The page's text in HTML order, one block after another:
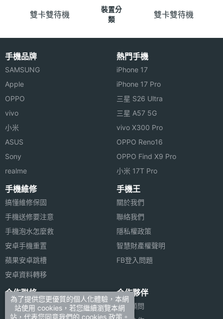
雙卡雙待機
裝置分
類
雙卡雙待機
手機品牌
SAMSUNG
Apple
OPPO
vivo
小米
ASUS
Sony
realme
熱門手機
iPhone 17
iPhone 17 Pro
三星 S26 Ultra
三星 A57 5G
vivo X300 Pro
OPPO Reno16
OPPO Find X9 Pro
小米 17T Pro
手機維修
搞懂維修保固
手機送修要注意
手機泡水怎麼救
安卓手機重置
蘋果安卓跳槽
安卓資料轉移
手機王
關於我們
聯絡我們
隱私權政策
智慧財產權聲明
FB登入問題
合作聯絡
廣告刊登
合作夥伴
法律顧問
為了提供您更優質的個人化體驗，本網
站使用 cookies，若您繼續瀏覽本網
站，代表您同意我們的 cookies 政策。